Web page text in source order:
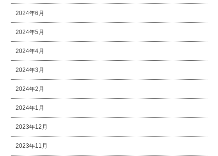
2024年6月
2024年5月
2024年4月
2024年3月
2024年2月
2024年1月
2023年12月
2023年11月